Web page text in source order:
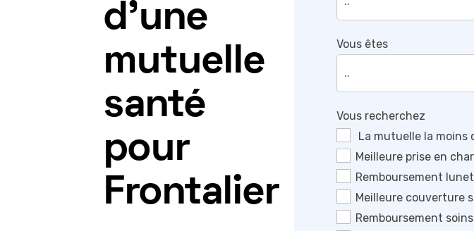
d'une
mutuelle
santé
pour
Frontalier
Vous êtes
Vous recherchez
La mutuelle la moins
Meilleure prise en
Remboursement
Meilleure couverture
Remboursement